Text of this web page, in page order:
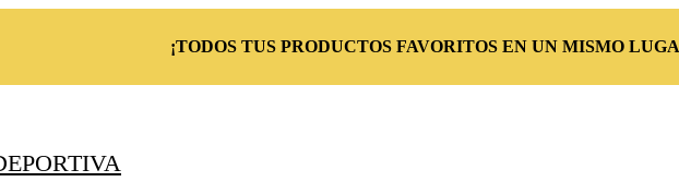
¡TODOS TUS PRODUCTOS FAVORITOS EN UN MISMO